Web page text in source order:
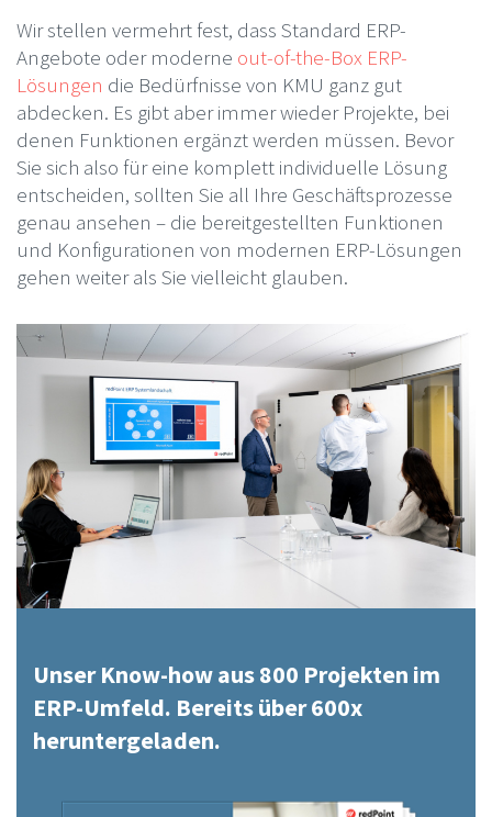
Wir stellen vermehrt fest, dass Standard ERP-
Angebote oder moderne out-of-the-Box ERP-
Lösungen die Bedürfnisse von KMU ganz gut
abdecken. Es gibt aber immer wieder Projekte, bei
denen Funktionen ergänzt werden müssen. Bevor
Sie sich also für eine komplett individuelle Lösung
entscheiden, sollten Sie all Ihre Geschäftsprozesse
genau ansehen – die bereitgestellten Funktionen
und Konfigurationen von modernen ERP-Lösungen
gehen weiter als Sie vielleicht glauben.
Unser Know-how aus 800 Projekten im
ERP-Umfeld. Bereits über 600x
heruntergeladen.